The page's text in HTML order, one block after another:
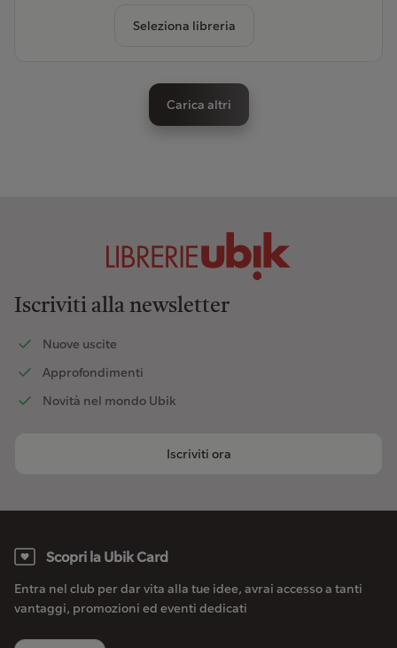
Seleziona libreria
Carica altri
Iscriviti alla newsletter
Nuove uscite
Approfondimenti
Novità nel mondo Ubik
Iscriviti ora
Scopri la Ubik Card
Entra nel club per dar vita alla tue idee, avrai accesso a tanti
vantaggi, promozioni ed eventi dedicati